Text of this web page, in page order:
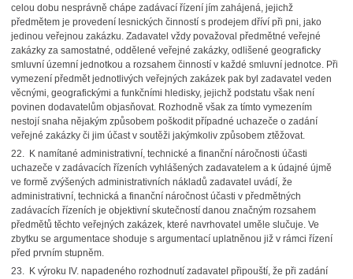
celou dobu nesprávně chápe zadávací řízení jím zahájená, jejichž
předmětem je provedení lesnických činností s prodejem dříví při pni, jako
jedinou veřejnou zakázku. Zadavatel vždy považoval předmětné veřejné
zakázky za samostatné, oddělené veřejné zakázky, odlišené geograficky
smluvní územní jednotkou a rozsahem činností v každé smluvní jednotce. Při
vymezení předmět jednotlivých veřejných zakázek pak byl zadavatel veden
věcnými, geografickými a funkčními hledisky, jejichž podstatu však není
povinen dodavatelům objasňovat. Rozhodně však za tímto vymezením
nestojí snaha nějakým způsobem poškodit případné uchazeče o zadání
veřejné zakázky či jim účast v soutěži jakýmkoliv způsobem ztěžovat.
22. K namítané administrativní, technické a finanční náročnosti účasti
uchazeče v zadávacích řízeních vyhlášených zadavatelem a k údajné újmě
ve formě zvýšených administrativních nákladů zadavatel uvádí, že
administrativní, technická a finanční náročnost účasti v předmětných
zadávacích řízeních je objektivní skutečností danou značným rozsahem
předmětů těchto veřejných zakázek, které navrhovatel uměle slučuje. Ve
zbytku se argumentace shoduje s argumentací uplatněnou již v rámci řízení
před prvním stupněm.
23. K výroku IV. napadeného rozhodnutí zadavatel připouští, že při zadání